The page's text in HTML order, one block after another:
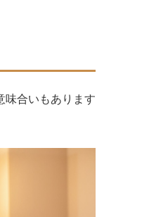
味合いもあります